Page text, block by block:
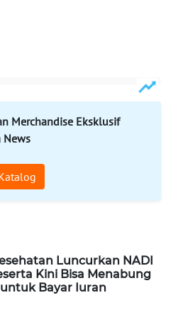
Merchandise Eksklusif
News
Luncurkan NADI
Kini Bisa Menabung
Bayar Iuran